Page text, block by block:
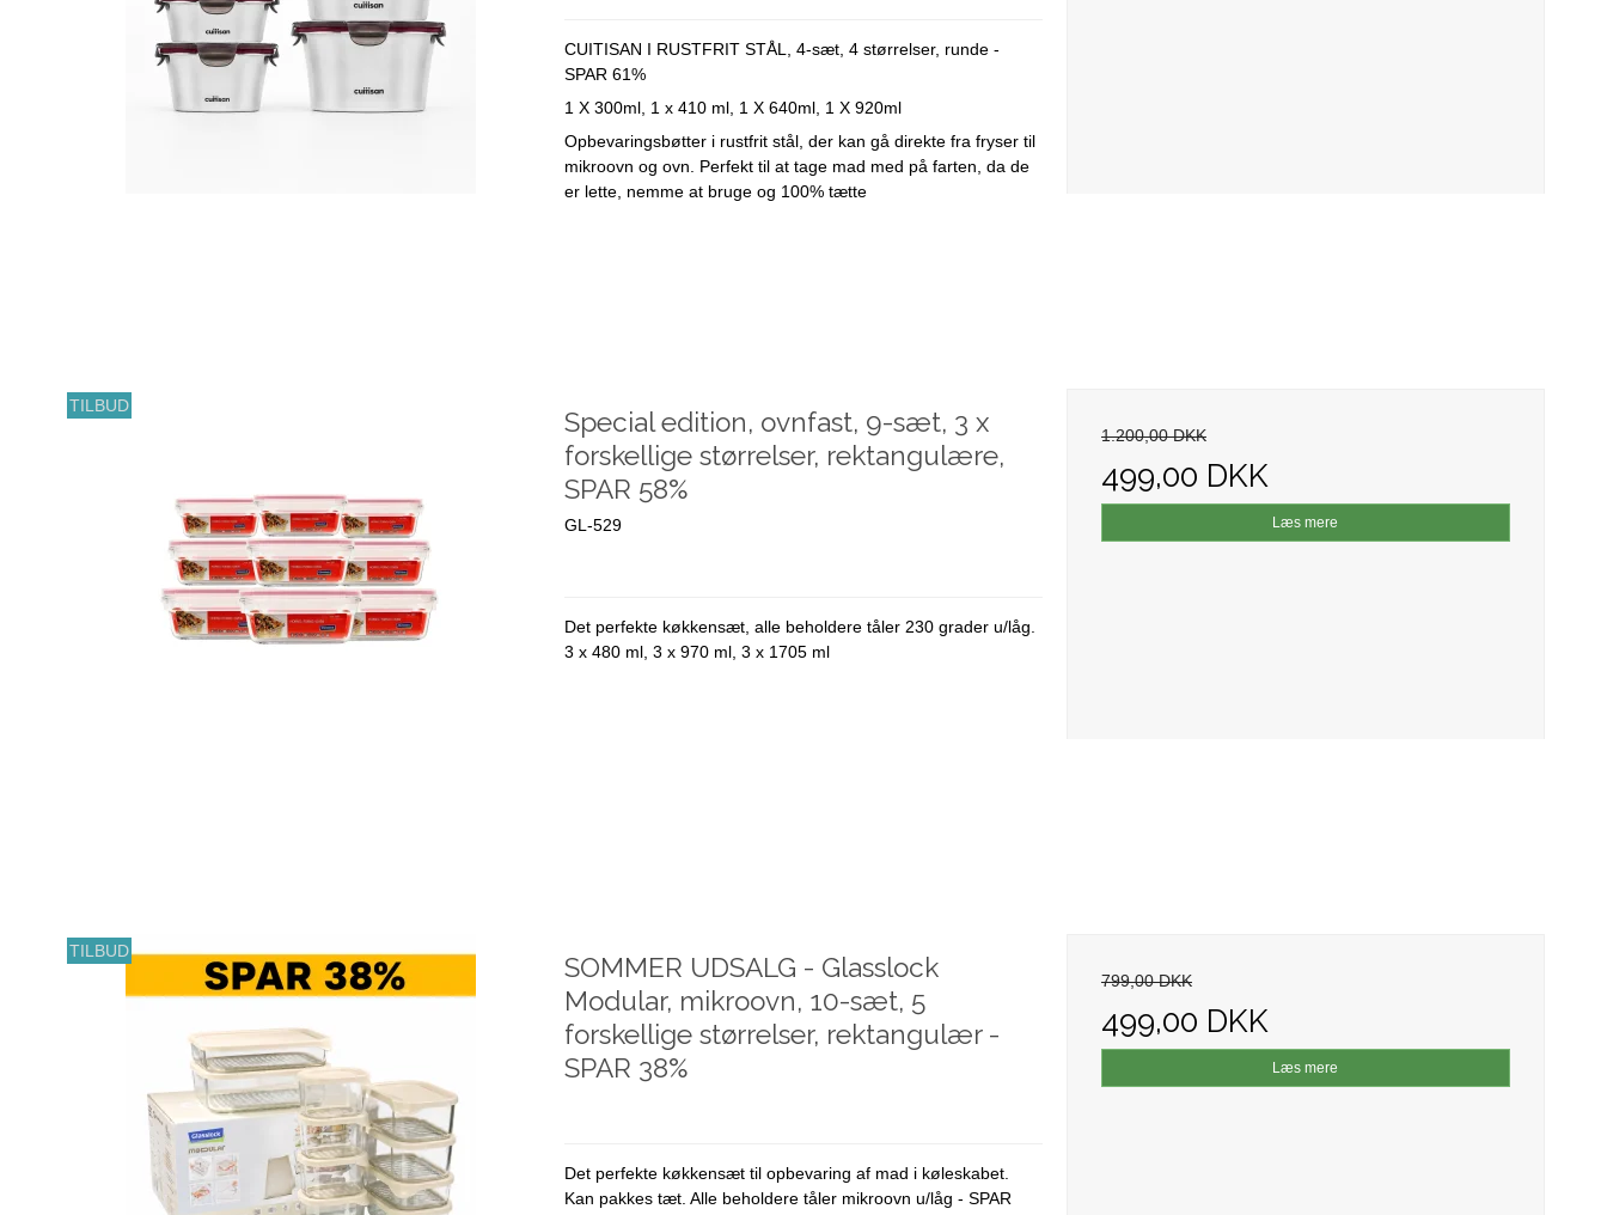
CUITISAN I RUSTFRIT STÅL, 4-sæt, 4 størrelser, runde -
SPAR 61%
1 X 300ml, 1 x 410 ml, 1 X 640ml, 1 X 920ml
Opbevaringsbøtter i rustfrit stål, der kan gå direkte fra fryser til
mikroovn og ovn. Perfekt til at tage mad med på farten, da de
er lette, nemme at bruge og 100% tætte
TILBUD
Special edition, ovnfast, 9-sæt, 3 x
forskellige størrelser, rektangulære,
SPAR 58%
GL-529
Det perfekte køkkensæt, alle beholdere tåler 230 grader u/låg.
3 x 480 ml, 3 x 970 ml, 3 x 1705 ml
1.200,00 DKK
499,00 DKK
Læs mere
TILBUD
SOMMER UDSALG - Glasslock
Modular, mikroovn, 10-sæt, 5
forskellige størrelser, rektangulær -
SPAR 38%
Det perfekte køkkensæt til opbevaring af mad i køleskabet.
Kan pakkes tæt. Alle beholdere tåler mikroovn u/låg - SPAR
799,00 DKK
499,00 DKK
Læs mere